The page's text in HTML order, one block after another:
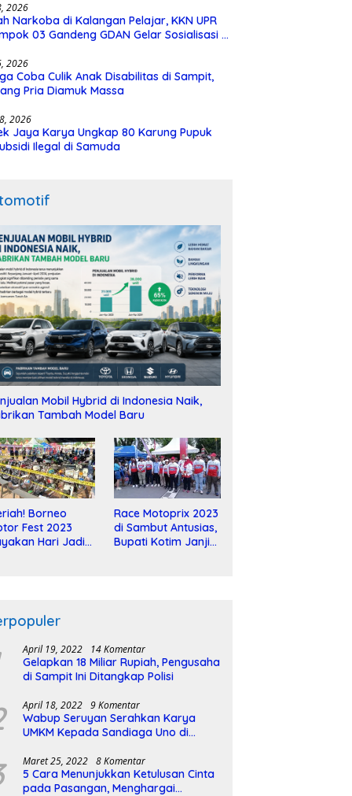
2026
Narkoba di Kalangan Pelajar, KKN UPR
03 Gandeng GDAN Gelar Sosialisasi di
2026
Coba Culik Anak Disabilitas di Sampit,
Pria Diamuk Massa
2026
Jaya Karya Ungkap 80 Karung Pupuk
Ilegal di Samuda
Mobil Hybrid di Indonesia Naik,
Tambah Model Baru
Borneo
Fest 2023
Hari Jadi
Race Motoprix 2023
di Sambut Antusias,
Bupati Kotim Janji
April 19, 2022 14 Komentar
Gelapkan 18 Miliar Rupiah, Pengusaha
di Sampit Ini Ditangkap Polisi
April 18, 2022 9 Komentar
Wabup Seruyan Serahkan Karya
UMKM Kepada Sandiaga Uno di
Maret 25, 2022 8 Komentar
5 Cara Menunjukkan Ketulusan Cinta
pada Pasangan, Menghargai